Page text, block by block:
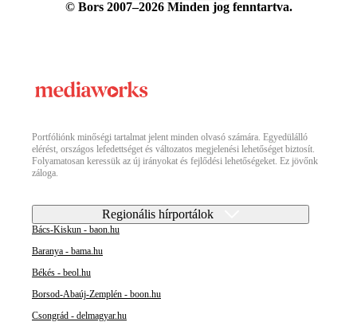
© Bors 2007–2026 Minden jog fenntartva.
Portfóliónk minőségi tartalmat jelent minden olvasó számára. Egyedülálló
elérést, országos lefedettséget és változatos megjelenési lehetőséget biztosít.
Folyamatosan keressük az új irányokat és fejlődési lehetőségeket. Ez jövőnk
záloga.
Regionális hírportálok
Bács-Kiskun - baon.hu
Baranya - bama.hu
Békés - beol.hu
Borsod-Abaúj-Zemplén - boon.hu
Csongrád - delmagyar.hu